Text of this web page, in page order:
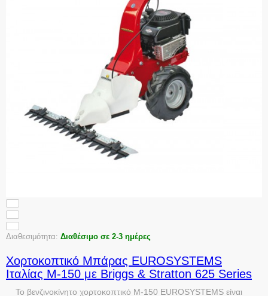
Διαθεσιμότητα: Διαθέσιμο σε 2-3 ημέρες
Χορτοκοπτικό Μπάρας EUROSYSTEMS
Ιταλίας M-150 με Briggs & Stratton 625 Series
Το βενζινοκίνητο χορτοκοπτικό Μ-150 EUROSYSTEMS είναι